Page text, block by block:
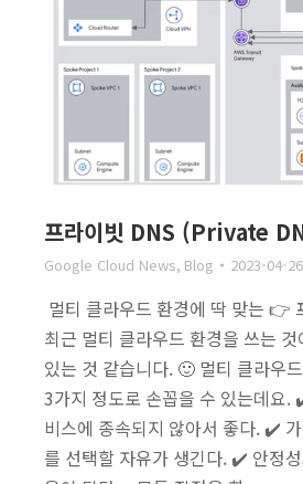
프라이빗 DNS (Private
Google Cloud News, Blog 2023-04-26
멀티 클라우드 환경에 딱 맞는 👉
최근 멀티 클라우드 환경을 쓰는
있는 것 같습니다. 🙂 멀티 클라우
3가지 정도로 손꼽을 수 있는데요.
비스에 종속되지 않아서 좋다. ✔️
를 선택할 자유가 생긴다. ✔️ 안정